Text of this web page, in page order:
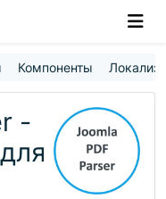
Компоненты
-